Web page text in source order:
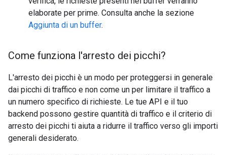
elaborate per prime. Consulta anche la sezione
Aggiunta di un buffer.
Come funziona l'arresto dei picchi?
L'arresto dei picchi è un modo per proteggersi in generale
dai picchi di traffico e non come un per limitare il traffico a
un numero specifico di richieste. Le tue API e il tuo
backend possono gestire quantità di traffico e il criterio di
arresto dei picchi ti aiuta a ridurre il traffico verso gli importi
generali desiderato.